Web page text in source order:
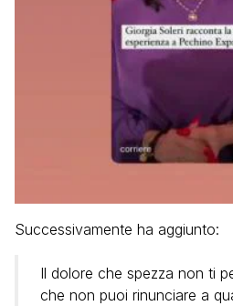
Successivamente ha aggiunto:
Il dolore che spezza non ti
che non puoi rinunciare a